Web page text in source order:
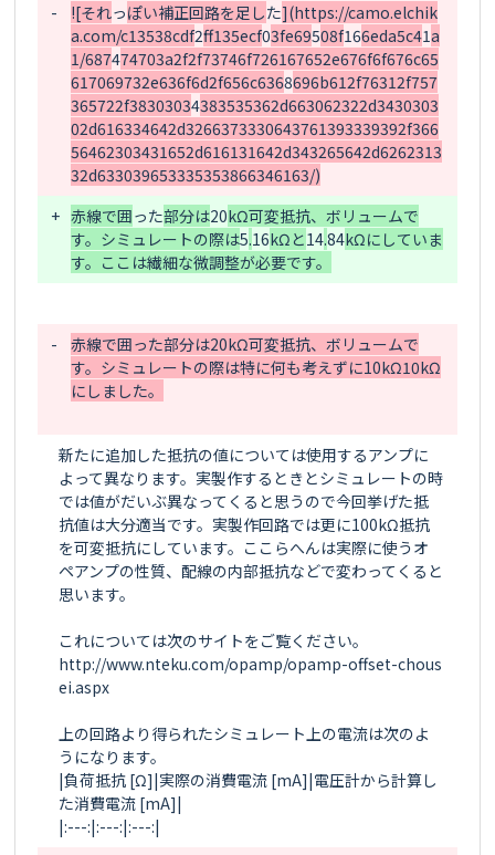
- ![それっぽい補正回路を足した](https://camo.elchik
a.com/c13538cdf2ff135ecf03fe69508f166eda5c41a
1/687474703a2f2f73746f726167652e676f6f676c65
617069732e636f6d2f656c6368696b612f76312f757
365722f38303034383535362d663062322d3430303
02d616334642d3266373330643761393339392f366
56462303431652d616131642d343265642d6262313
32d633039653335353866346163/)
+ 赤線で囲った部分は20kΩ可変抵抗、ボリュームで
す。シミュレートの際は5.16kΩと14.84kΩにしていま
す。ここは繊細な微調整が必要です。
-
赤線で囲った部分は20kΩ可変抵抗、ボリュームで
す。シミュレートの際は特に何も考えずに10kΩ10kΩ
にしました。
新たに追加した抵抗の値については使用するアンプに
よって異なります。実製作するときとシミュレートの時
では値がだいぶ異なってくると思うので今回挙げた抵
抗値は大分適当です。実製作回路では更に100kΩ抵抗
を可変抵抗にしています。ここらへんは実際に使うオ
ペアンプの性質、配線の内部抵抗などで変わってくると
思います。
これについては次のサイトをご覧ください。
http://www.nteku.com/opamp/opamp-offset-chous
ei.aspx
上の回路より得られたシミュレート上の電流は次のよ
うになります。
|負荷抵抗 [Ω]|実際の消費電流 [mA]|電圧計から計算し
た消費電流 [mA]|